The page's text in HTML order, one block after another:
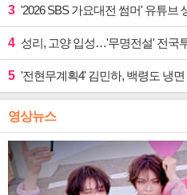
3 '2026 SBS 가요대전 썸머' 유튜
4 성리, 고양 입성…'무명전설' 전국
5 '전현무계획4' 김민하, 백령도 냉면 노포
영상뉴스